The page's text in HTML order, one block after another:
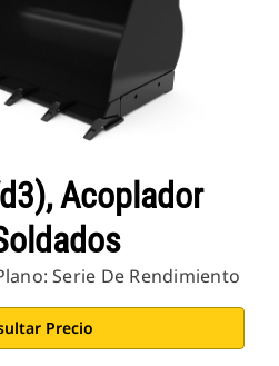
Acoplador
Serie De Rendimiento
Precio